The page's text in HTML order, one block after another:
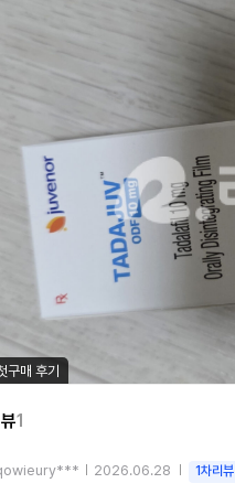
구매 후기
1
2026.06.28 1차리뷰